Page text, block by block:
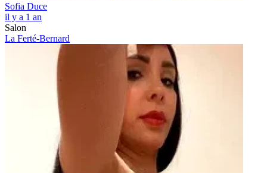
Sofia Duce
il y a 1 an
Salon
La Ferté-Bernard